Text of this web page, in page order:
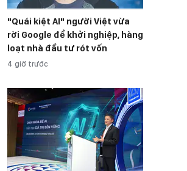
"Quái kiệt AI" người Việt vừa
rời Google để khởi nghiệp, hàng
loạt nhà đầu tư rót vốn
4 giờ trước